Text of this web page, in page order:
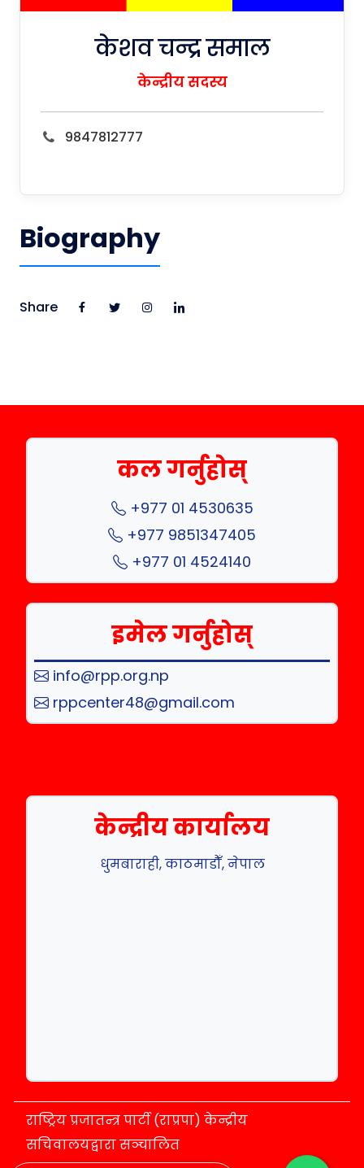
केशव चन्द्र समाल
केन्द्रीय सदस्य
9847812777
Biography
Share
कल गर्नुहोस्
+977 01 4530635
+977 9851347405
+977 01 4524140
इमेल गर्नुहोस्
info@rpp.org.np
rppcenter48@gmail.com
केन्द्रीय कार्यालय
धुमबाराही, काठमाडौँ, नेपाल
राष्ट्रिय प्रजातन्त्र पार्टी (राप्रपा) केन्द्रीय
सचिवालयद्वारा सञ्चालित